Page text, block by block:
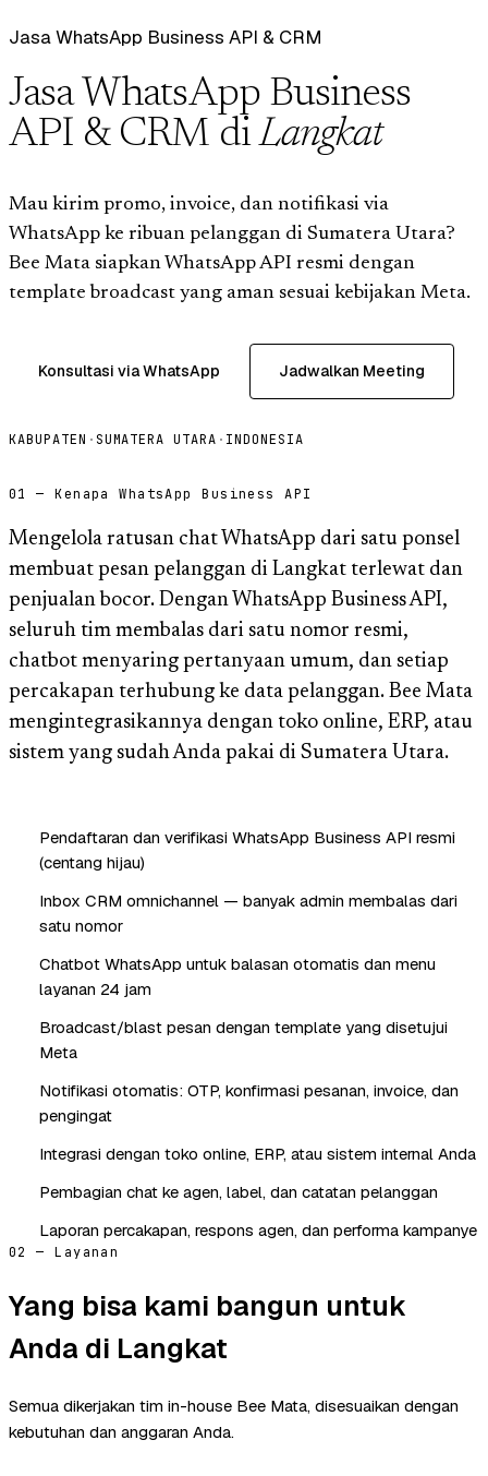
Jasa WhatsApp Business API & CRM
Jasa WhatsApp Business
API & CRM diLangkat
Mau kirim promo, invoice, dan notifikasi via
WhatsApp ke ribuan pelanggan di Sumatera Utara?
Bee Mata siapkan WhatsApp API resmi dengan
template broadcast yang aman sesuai kebijakan Meta.
Konsultasi via WhatsApp Jadwalkan Meeting
KABUPATEN · SUMATERA UTARA · INDONESIA
01 — Kenapa WhatsApp Business API
Mengelola ratusan chat WhatsApp dari satu ponsel
membuat pesan pelanggan di Langkat terlewat dan
penjualan bocor. Dengan WhatsApp Business API,
seluruh tim membalas dari satu nomor resmi,
chatbot menyaring pertanyaan umum, dan setiap
percakapan terhubung ke data pelanggan. Bee Mata
mengintegrasikannya dengan toko online, ERP, atau
sistem yang sudah Anda pakai di Sumatera Utara.
Pendaftaran dan verifikasi WhatsApp Business API resmi
(centang hijau)
Inbox CRM omnichannel — banyak admin membalas dari
satu nomor
Chatbot WhatsApp untuk balasan otomatis dan menu
layanan 24 jam
Broadcast/blast pesan dengan template yang disetujui
Meta
Notifikasi otomatis: OTP, konfirmasi pesanan, invoice, dan
pengingat
Integrasi dengan toko online, ERP, atau sistem internal Anda
Pembagian chat ke agen, label, dan catatan pelanggan
Laporan percakapan, respons agen, dan performa kampanye
02 — Layanan
Yang bisa kami bangun untuk
Anda di Langkat
Semua dikerjakan tim in-house Bee Mata, disesuaikan dengan
kebutuhan dan anggaran Anda.